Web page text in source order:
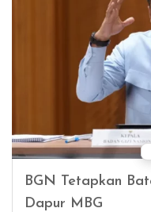
BGN Tetapkan
Dapur MBG